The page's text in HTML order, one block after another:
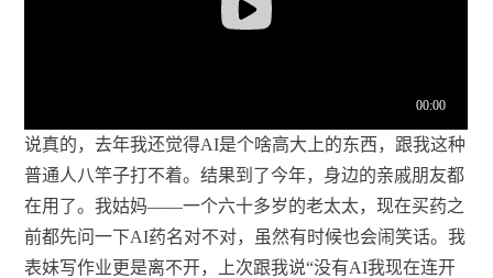
说真的，去年我还觉得AI是个啥高大上的东西，跟我这种
普通人八竿子打不着。结果到了今年，身边的亲戚朋友都
在用了。我姑妈——一个六十多岁的老太太，现在买药之
前都先问一下AI药名对不对，虽然有时候也会闹笑话。我
表妹写作业更是离不开，上次跟我说“没有AI我现在连开